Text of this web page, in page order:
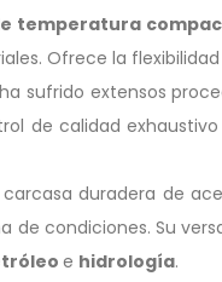
temperatura
Ofrece la
sufrido extensos
de calidad
duradera de
de condiciones. Su
e hidrología.